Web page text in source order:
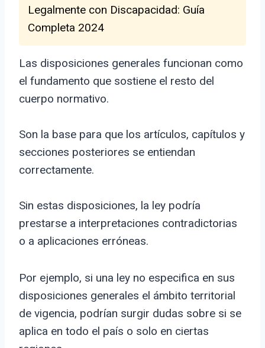
Legalmente con Discapacidad: Guía
Completa 2024
Las disposiciones generales funcionan como
el fundamento que sostiene el resto del
cuerpo normativo.
Son la base para que los artículos, capítulos y
secciones posteriores se entiendan
correctamente.
Sin estas disposiciones, la ley podría
prestarse a interpretaciones contradictorias
o a aplicaciones erróneas.
Por ejemplo, si una ley no especifica en sus
disposiciones generales el ámbito territorial
de vigencia, podrían surgir dudas sobre si se
aplica en todo el país o solo en ciertas